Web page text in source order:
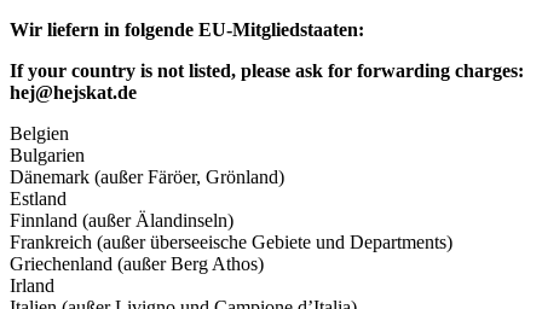
Wir liefern in folgende EU-Mitgliedstaaten:
If your country is not listed, please ask for forwarding charges:
hej@hejskat.de
Belgien
Bulgarien
Dänemark (außer Färöer, Grönland)
Estland
Finnland (außer Älandinseln)
Frankreich (außer überseeische Gebiete und Departments)
Griechenland (außer Berg Athos)
Irland